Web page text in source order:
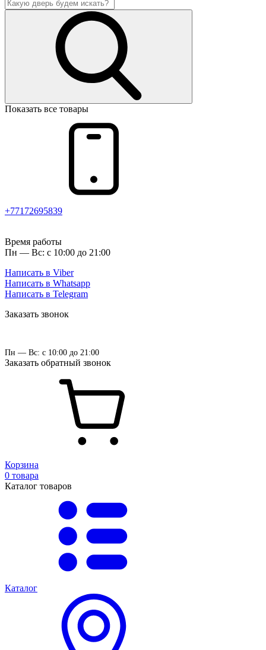
Показать все товары
+77172695839
Время работы
Пн — Вс: с 10:00 до 21:00
Написать в Viber
Написать в Whatsapp
Написать в Telegram
Заказать звонок
Пн — Вс: с 10:00 до 21:00
Заказать обратный звонок
Корзина
0 товара
Каталог товаров
Каталог